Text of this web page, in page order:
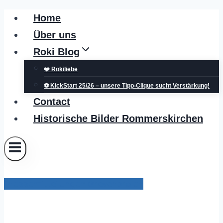
Zum
Inhalt
springen
Home
Über uns
Roki Blog
❤️ Rokiliebe
⚽ KickStart 25/26 – unsere Tipp-Clique sucht Verstärkung!
Contact
Historische Bilder Rommerskirchen